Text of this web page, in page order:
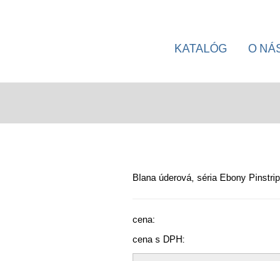
KATALÓG O
Blana úderová, séria Ebony
cena:
cena s DPH: